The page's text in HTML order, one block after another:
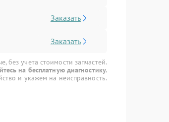
Заказать
Заказать
без учета стоимости запчастей.
на бесплатную диагностику.
и укажем на неисправность.